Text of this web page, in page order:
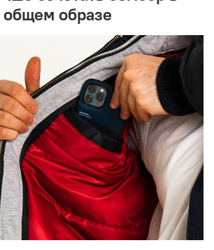
общем образе